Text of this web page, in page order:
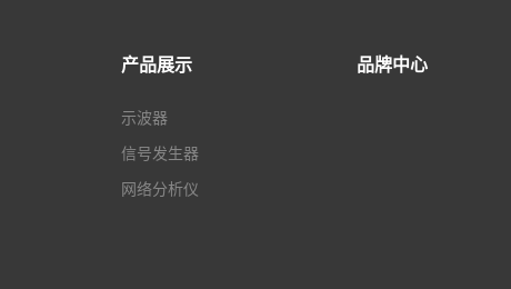
产品展示
示波器
信号发生器
网络分析仪
品牌中心